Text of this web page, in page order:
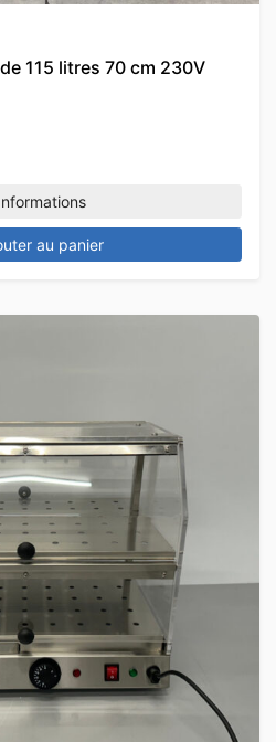
115 litres 70 cm 230V
au panier